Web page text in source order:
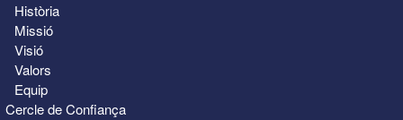
Història
Missió
Visió
Valors
Equip
Cercle de Confiança